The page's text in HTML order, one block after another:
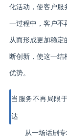
化活动，使客户服
一过程中，客户不
从而形成更加稳定
断创新，使这一结
优势。
当服务不再局限
达
从一场话剧